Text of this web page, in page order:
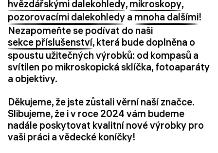
hvězdářskými dalekohledy, mikroskopy,
pozorovacími dalekohledy a mnoha dalšími!
Nezapomeňte se podívat do naši
sekce příslušenství, která bude doplněna o
spoustu užitečných výrobků: od kompasů a
svítilen po mikroskopická sklíčka, fotoaparáty
a objektivy.
Děkujeme, že jste zůstali věrní naší značce.
Slibujeme, že i v roce 2024 vám budeme
nadále poskytovat kvalitní nové výrobky pro
vaši práci a vědecké koníčky!